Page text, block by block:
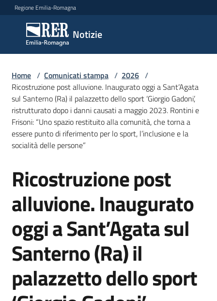
Vai al contenuto
Vai alla navigazione
Vai al footer
Regione Emilia-Romagna
Notizie
Notizie
Comunicati
stampa
Menu selezionato
Cerca
un
comunicato
Agenzia
di
informazione
e
comunicazione
Home / Comunicati stampa / 2026 /
Ricostruzione post alluvione. Inaugurato oggi a Sant’Agata
sul Santerno (Ra) il palazzetto dello sport ‘Giorgio Gadoni’,
ristrutturato dopo i danni causati a maggio 2023. Rontini e
Frisoni: “Uno spazio restituito alla comunità, che torna a
essere punto di riferimento per lo sport, l’inclusione e la
socialità delle persone”
Salta al contenuto
Ricostruzione post
alluvione. Inaugurato
oggi a Sant’Agata sul
Santerno (Ra) il
palazzetto dello sport